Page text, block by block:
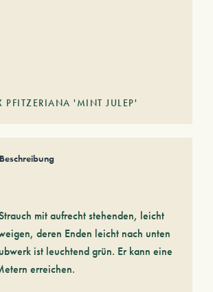
PFITZERIANA 'MINT JULEP'
Beschreibung
mit aufrecht stehenden, leicht
deren Enden leicht nach unten
ist leuchtend grün. Er kann eine
erreichen.